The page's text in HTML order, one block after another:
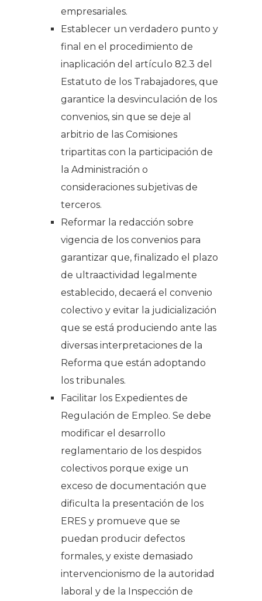
empresariales.
Establecer un verdadero punto y
final en el procedimiento de
inaplicación del artículo 82.3 del
Estatuto de los Trabajadores, que
garantice la desvinculación de los
convenios, sin que se deje al
arbitrio de las Comisiones
tripartitas con la participación de
la Administración o
consideraciones subjetivas de
terceros.
Reformar la redacción sobre
vigencia de los convenios para
garantizar que, finalizado el plazo
de ultraactividad legalmente
establecido, decaerá el convenio
colectivo y evitar la judicialización
que se está produciendo ante las
diversas interpretaciones de la
Reforma que están adoptando
los tribunales.
Facilitar los Expedientes de
Regulación de Empleo. Se debe
modificar el desarrollo
reglamentario de los despidos
colectivos porque exige un
exceso de documentación que
dificulta la presentación de los
ERES y promueve que se
puedan producir defectos
formales, y existe demasiado
intervencionismo de la autoridad
laboral y de la Inspección de